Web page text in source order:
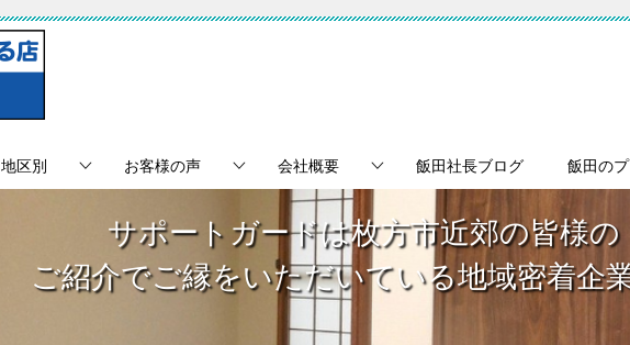
地区別 お客様の声 会社概要 飯田社長ブログ 飯田の
サポートガードは枚方市近郊の皆様の
ご紹介でご縁をいただいている地域密着企